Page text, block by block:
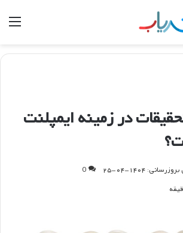
در زمینه ایمپلنت
۱۴۰۴-۰۴-۲۵
0